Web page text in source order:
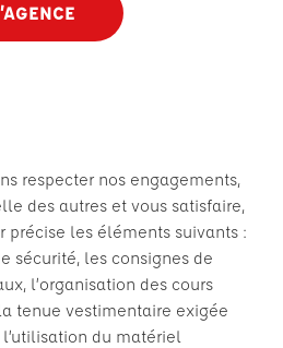
respecter nos engagements,
des autres et vous satisfaire,
les éléments suivants :
sécurité, les consignes de
l’organisation des cours
tenue vestimentaire exigée
du matériel